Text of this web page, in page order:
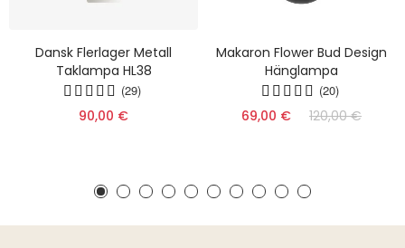
Dansk Flerlager Metall
Taklampa HL38
(29)
90,00 €
Makaron Flower Bud Design
Hänglampa
(20)
69,00 € 120,00 €